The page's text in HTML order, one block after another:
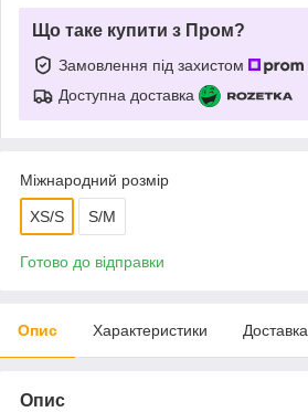
Що таке купити з Пром?
Замовлення під захистом
Доступна доставка
Міжнародний розмір
XS/S S/M
Готово до відправки
Опис Характеристики Доставка
Опис